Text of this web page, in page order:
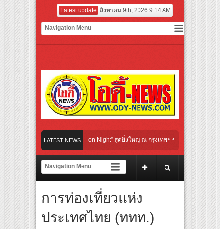
Latest update สิงหาคม 9th, 2026 9:14 AM
LATEST NEWS
Communication Night” สุดยิ่งใหญ่ ณ กรุงเทพฯ ขนทัพศิลปินชั้นนำ พร้อมกาล่าไ
แอโรบิกสุดมันส์ ในกิจกรรม “EM-ROBIC DANCE FOR MOM @BENCHASIRI
ดแห่งปีจาก NUUI Starathon 8.8 “บอส-โนอึล” เปิดประเดิมเคะ-เมะ สุดเซอร์ไพร้ส์วัน
กมใหม่ในวงการการศึกษา เปิดตัว “SCA PLUS” แพลตฟอร์มการเรียนรู้ “Creative
อดการลงทุนในธุรกิจการศึกษากว่า 100 ล้านบาท
นทางจาการ์ตา-กรุงเทพฯ เสริม Air Connectivity ดึงนักท่องเที่ยวคุณภาพจากอินโดนี
การท่องเที่ยวแห่ง
ประเทศไทย (ททท.)